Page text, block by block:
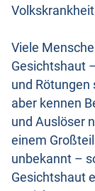
Viele
Gesichtshaut
und Rötungen
aber kennen
und Auslöser
einem
unbekannt –
Gesichtshaut